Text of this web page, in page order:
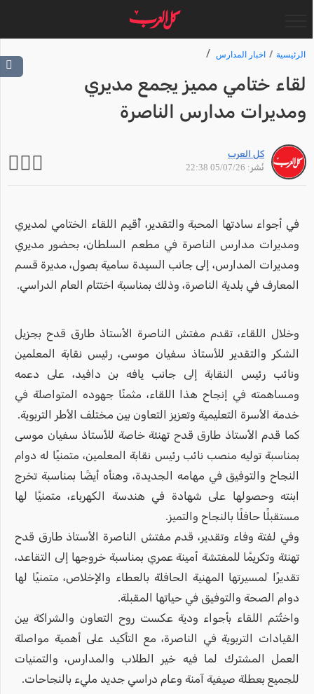
الرئيسية اخبار المدارس
لقاء ختامي مميز يجمع مديري
ومديرات مدارس الناصرة
كل العرب
نُشر: 05/07/26 22:38
في أجواء سادتها المحبة والتقدير، أُقيم اللقاء الختامي لمديري
ومديرات مدارس الناصرة في مطعم السلطان، بحضور مديري
ومديرات المدارس، إلى جانب السيدة سامية بصول، مديرة قسم
المعارف في بلدية الناصرة، وذلك بمناسبة اختتام العام الدراسي.
وخلال اللقاء، تقدم مفتش الناصرة الأستاذ طارق قدح بجزيل
الشكر والتقدير للأستاذ سفيان موسى، رئيس نقابة المعلمين
ونائب رئيس النقابة إلى جانب يافه بن دافيد، على دعمه
ومساهمته في إنجاح هذا اللقاء، مثمنًا جهوده المتواصلة في
خدمة الأسرة التعليمية وتعزيز التعاون بين مختلف الأطر التربوية.
كما قدم الأستاذ طارق قدح تهنئة خاصة للأستاذ سفيان موسى
بمناسبة توليه منصب نائب رئيس نقابة المعلمين، متمنيًا له دوام
النجاح والتوفيق في مهامه الجديدة، وهنأه أيضًا بمناسبة تخرج
ابنته وحصولها على شهادة في هندسة الكهرباء، متمنيًا لها
مستقبلًا حافلًا بالنجاح والتميز.
وفي لفتة وفاء وتقدير، قدم مفتش الناصرة الأستاذ طارق قدح
تهنئة وتكريمًا للمفتشة أمينة عمري بمناسبة خروجها إلى التقاعد،
تقديرًا لمسيرتها المهنية الحافلة بالعطاء والإخلاص، متمنيًا لها
دوام الصحة والتوفيق في حياتها المقبلة.
واختُتم اللقاء بأجواء ودية عكست روح التعاون والشراكة بين
القيادات التربوية في الناصرة، مع التأكيد على أهمية مواصلة
العمل المشترك لما فيه خير الطلاب والمدارس، والتمنيات
للجميع بعطلة صيفية آمنة وعام دراسي جديد مليء بالنجاحات.